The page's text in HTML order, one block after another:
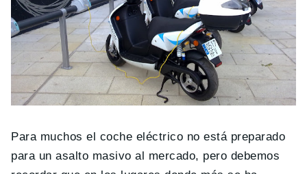
Para muchos el coche eléctrico no está preparado
para un asalto masivo al mercado, pero debemos